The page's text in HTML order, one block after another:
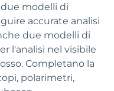
modelli di
accurate analisi
due modelli di
l'analisi nel visibile
Completano la
polarimetri,